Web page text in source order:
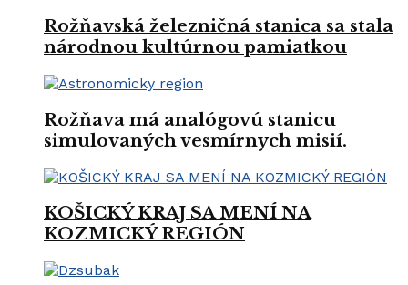
Rožňavská železničná stanica sa stala
národnou kultúrnou pamiatkou
Rožňava má analógovú stanicu
simulovaných vesmírnych misií.
KOŠICKÝ KRAJ SA MENÍ NA
KOZMICKÝ REGIÓN